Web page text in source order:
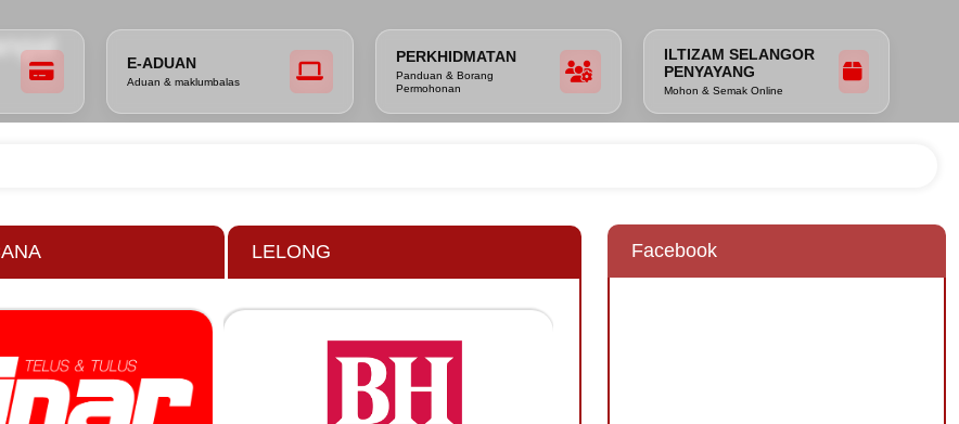
E-ADUAN
Aduan & maklumbalas
PERKHIDMATAN
Panduan & Borang
Permohonan
ILTIZAM SELANGOR
PENYAYANG
Mohon & Semak Online
LELONG Facebook